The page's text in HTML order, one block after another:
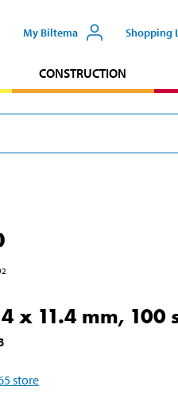
My Biltema Shopping
CONSTRUCTION
x 11.4 mm, 100
store